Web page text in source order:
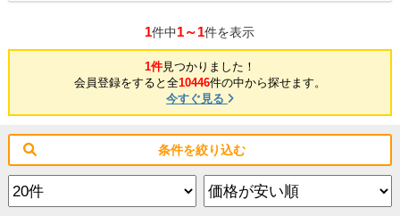
1件中1～1件を表示
1件見つかりました！
会員登録をすると全10446件の中から探せます。
今すぐ見る
条件を絞り込む